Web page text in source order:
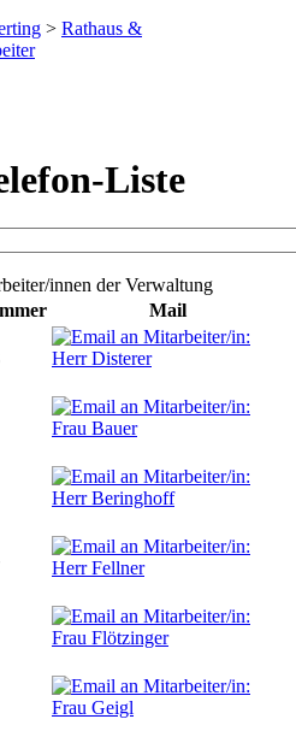
> Rathaus &
Liste
innen der Verwaltung
Mail